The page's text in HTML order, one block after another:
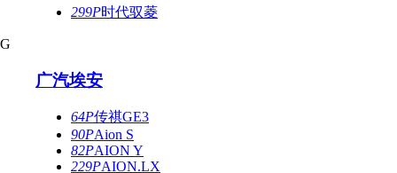
299P时代驭菱
G
广汽埃安
64P传祺GE3
90PAion S
82PAION Y
229PAION.LX